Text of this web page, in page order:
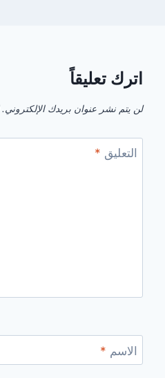
اترك تعليقاً
لن يتم نشر عنوان بريدك الإلكتروني.
التعليق *
الاسم *